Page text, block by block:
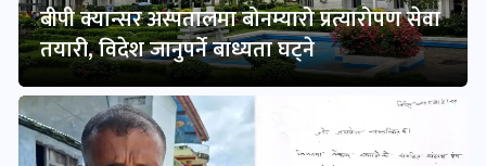
बीपी क्यान्सर अस्पतालमा बोनम्यारो प्रत्यारोपण सेवा
तयारी, विदेश जानुपर्ने बाध्यता घट्ने